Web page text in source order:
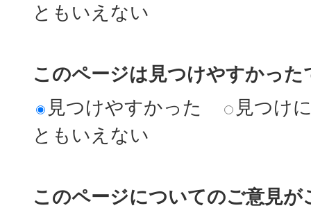
ともいえない
このページは見つけやすかった
見つけやすかった
見つけ
ともいえない
このページについてのご意見